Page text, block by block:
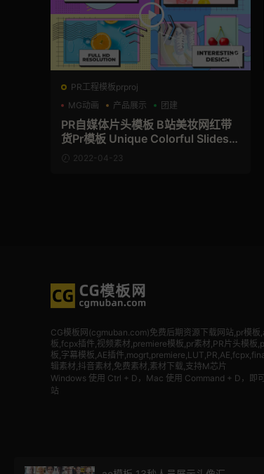
PR工程模板prproj
MG动画
产品展示 团建
PR自媒体片头模板 B站美妆网红带
货Pr模板 Unique Colorful Slidesh
ow2022-04-23
CG模板网(cgmuban.com)免费后期资源下载网站,pr模板
板,fcpx插件,视频素材,premiere模板,pr素材,PR片头模板
板,字幕模板,AE插件
辑素材,抖音素材,免费素材,素材下载,支持M芯片
Windows 使用 Ctrl + D，Mac 使用 Command + D，即
站